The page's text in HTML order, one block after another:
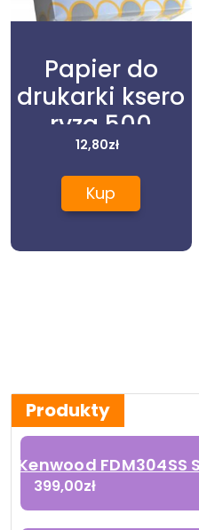
Papier do
drukarki ksero
ryza 500
arkuszy A5 80g
C
12,80zł
Kup
Produkty
Kenwood FDM304SS
399,00zł